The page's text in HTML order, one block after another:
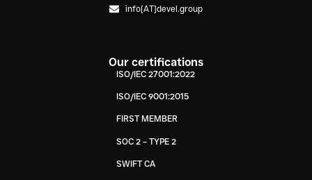
info[AT]devel.group
Our certifications
ISO/IEC 27001:2022
ISO/IEC 9001:2015
FIRST MEMBER
SOC 2 – TYPE 2
SWIFT CA